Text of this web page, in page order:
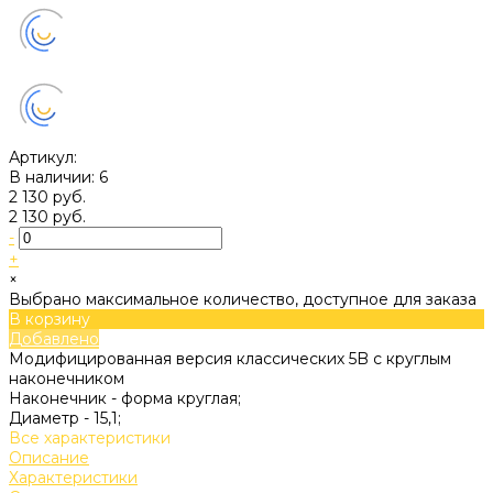
Артикул:
В наличии: 6
2 130 руб.
2 130 руб.
-
+
×
Выбрано максимальное количество, доступное для заказа
В корзину
Добавлено
Модифицированная версия классических 5B с круглым
наконечником
Наконечник - форма круглая;
Диаметр - 15,1;
Все характеристики
Описание
Характеристики